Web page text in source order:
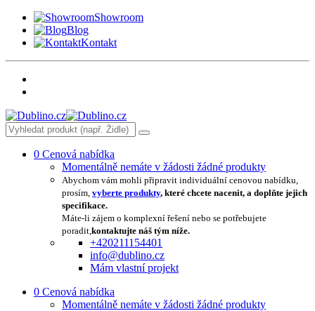
Showroom
Blog
Kontakt
0 Cenová nabídka
Momentálně nemáte v žádosti žádné produkty
Abychom vám mohli připravit individuální cenovou nabídku,
prosím, vyberte produkty, které chcete nacenit, a doplňte jejich
specifikace.
Máte-li zájem o komplexní řešení nebo se potřebujete
poradit,kontaktujte náš tým níže.
+420211154401
info@dublino.cz
Mám vlastní projekt
0 Cenová nabídka
Momentálně nemáte v žádosti žádné produkty